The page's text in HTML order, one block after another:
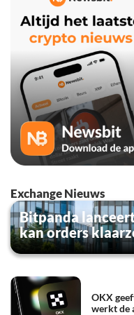
Exchange Nieuws
Bitpanda
kan orders
OKX
werkt de